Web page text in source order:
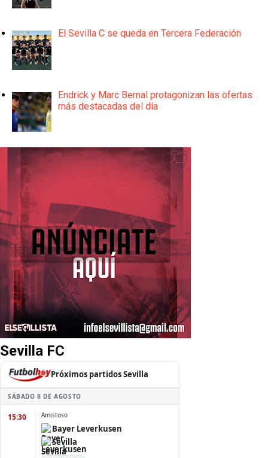
El Sevilla C se queda en Tercera Federación
Endrick y Marc Bernal protagonizan las ofertas
más destacadas del día
Sevilla FC